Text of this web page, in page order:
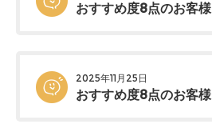
おすすめ度8点のお客様
2025年11月25日
おすすめ度8点のお客様